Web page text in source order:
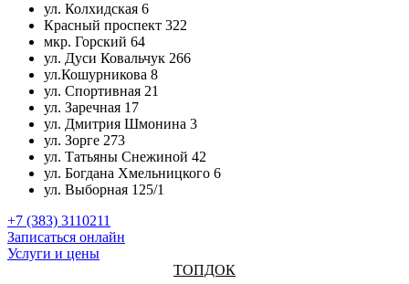
ул. Колхидская 6
Красный проспект 322
мкр. Горский 64
ул. Дуси Ковальчук 266
ул.Кошурникова 8
ул. Спортивная 21
ул. Заречная 17
ул. Дмитрия Шмонина 3
ул. Зорге 273
ул. Татьяны Снежиной 42
ул. Богдана Хмельницкого 6
ул. Выборная 125/1
+7 (383) 3110211
Записаться онлайн
Услуги и цены
ТОПДОК